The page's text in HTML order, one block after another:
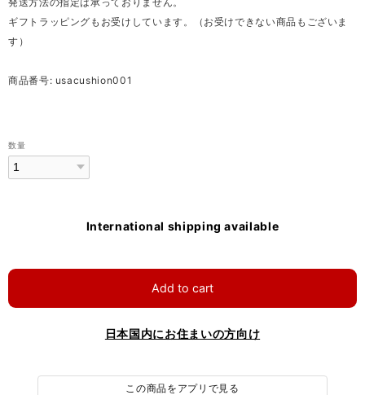
ギフトラッピングもお受けしています。（お受けできない商品もございま
す）
商品番号: usacushion001
数量
International shipping available
Add to cart
日本国内にお住まいの方向け
この商品をアプリで見る